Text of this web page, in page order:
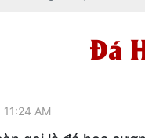
Đá
AM